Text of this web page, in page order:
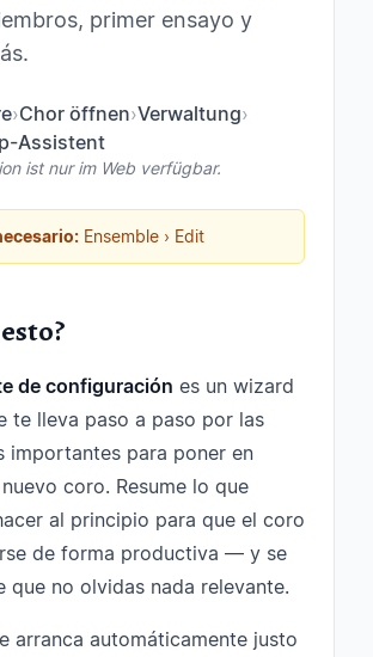
primer ensayo y
›Chor öffnen›Verwaltung›
Assistent
ist nur im Web verfügbar.
Ensemble › Edit
de configuración es un wizard
te lleva paso a paso por las
importantes para poner en
coro. Resume lo que
al principio para que el coro
de forma productiva — y se
que no olvidas nada relevante.
arranca automáticamente justo